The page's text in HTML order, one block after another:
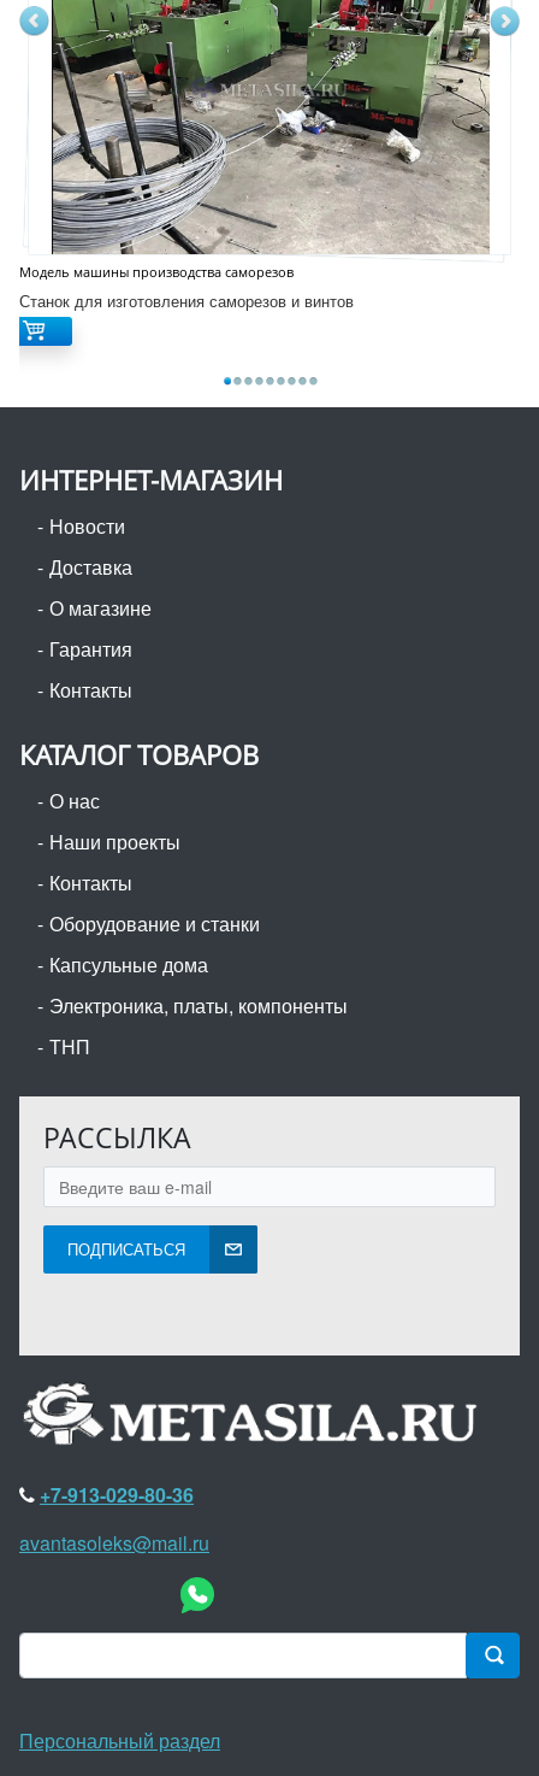
Модель машины производства саморезов
Станок для изготовления саморезов и винтов
ИНТЕРНЕТ-МАГАЗИН
Новости
Доставка
О магазине
Гарантия
Контакты
КАТАЛОГ ТОВАРОВ
О нас
Наши проекты
Контакты
Оборудование и станки
Капсульные дома
Электроника, платы, компоненты
ТНП
РАССЫЛКА
ПОДПИСАТЬСЯ
+7-913-029-80-36
avantasoleks@mail.ru
Персональный раздел